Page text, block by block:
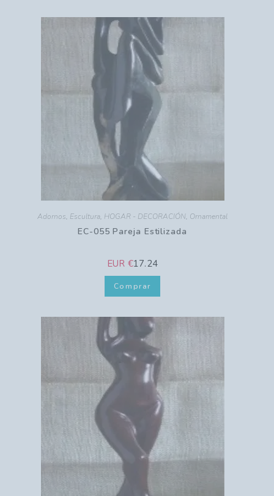
Adornos, Escultura, HOGAR - DECORACIÓN, Ornamental
EC-055 Pareja Estilizada
EUR €17.24
Comprar